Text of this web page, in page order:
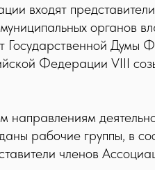
входят
органов
Государственной Думы
Федерации VIII
направлениям
рабочие группы, в
членов